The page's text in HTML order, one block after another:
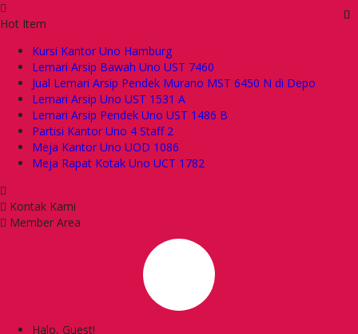
Hot Item
Kursi Kantor Uno Hamburg
Lemari Arsip Bawah Uno UST 7460
Jual Lemari Arsip Pendek Murano MST 6450 N di Depo
Lemari Arsip Uno UST 1531 A
Lemari Arsip Pendek Uno UST 1486 B
Partisi Kantor Uno 4 Staff 2
Meja Kantor Uno UOD 1086
Meja Rapat Kotak Uno UCT 1782
Kontak Kami
Member Area
Halo, Guest!